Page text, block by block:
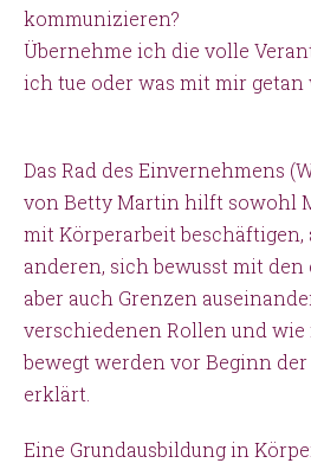
kommunizieren?
Übernehme ich die volle
ich tue oder was mit mir getan
Das Rad des Einvernehmens
von Betty Martin hilft sowohl
mit Körperarbeit beschäftigen,
anderen, sich bewusst mit den
aber auch Grenzen
verschiedenen Rollen und
bewegt werden vor Beginn
erklärt.
Eine Grundausbildung in